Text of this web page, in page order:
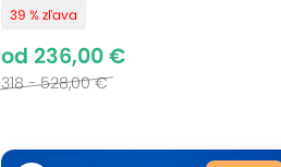
39 % zľava
od 236,00 €
318 - 528,00 €